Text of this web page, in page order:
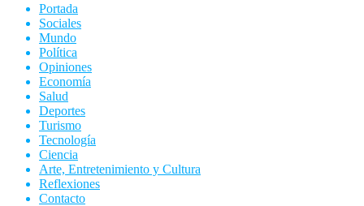
Portada
Sociales
Mundo
Política
Opiniones
Economía
Salud
Deportes
Turismo
Tecnología
Ciencia
Arte, Entretenimiento y Cultura
Reflexiones
Contacto